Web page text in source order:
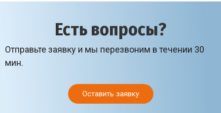
Есть вопросы?
Отправьте заявку и мы перезвоним в течении 30
мин.
Оставить заявку